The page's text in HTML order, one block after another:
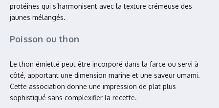
protéines qui s’harmonisent avec la texture crémeuse des
jaunes mélangés.
Poisson ou thon
Le thon émietté peut être incorporé dans la farce ou servi à
côté, apportant une dimension marine et une saveur umami.
Cette association donne une impression de plat plus
sophistiqué sans complexifier la recette.